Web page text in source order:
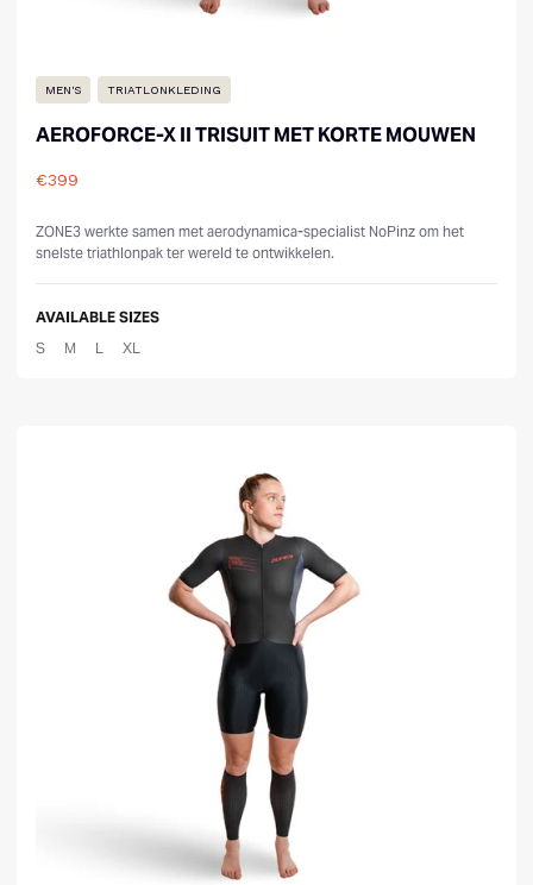
MEN'S TRIATLONKLEDING
AEROFORCE-X II TRISUIT MET KORTE MOUWEN
€399
ZONE3 werkte samen met aerodynamica-specialist NoPinz om het
snelste triathlonpak ter wereld te ontwikkelen.
AVAILABLE SIZES
S
M L XL